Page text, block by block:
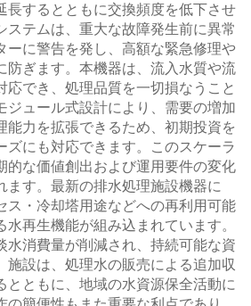
長するとともに交換頻度を低下させ
ステムは、重大な故障発生前に異常
ーに警告を発し、高額な緊急修理や
防ぎます。本機器は、流入水質や流
応でき、処理品質を一切損なうこと
ジュール式設計により、需要の増加
能力を拡張できるため、初期投資を
ズにも対応できます。このスケーラ
的な価値創出および運用要件の変化
ます。最新の排水処理施設機器に
ス・冷却塔用途などへの再利用可能
再生機能が組み込まれています。
水消費量が削減され、持続可能な資
施設は、処理水の販売による追加収
とともに、地域の水資源保全活動に